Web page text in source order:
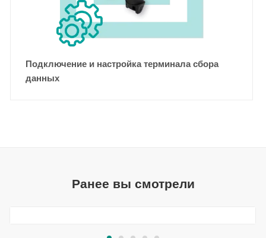
Подключение и настройка терминала сбора
данных
Ранее вы смотрели